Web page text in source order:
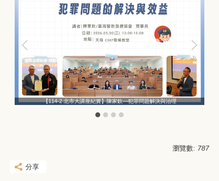
【114-2 北市大講座紀實】陳家欽—犯罪問題解決與治理
瀏覽數: 787
分享